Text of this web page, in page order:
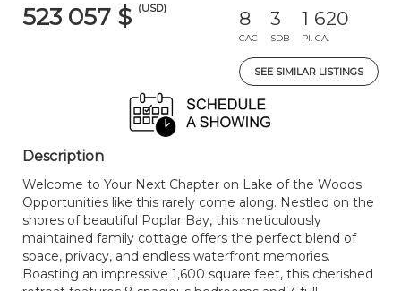
523 057 $ (USD) 8
CAC
3
SDB
1 620
PI. CA.
SEE SIMILAR LISTINGS
Description
Welcome to Your Next Chapter on Lake of the Woods
Opportunities like this rarely come along. Nestled on the
shores of beautiful Poplar Bay, this meticulously
maintained family cottage offers the perfect blend of
space, privacy, and endless waterfront memories.
Boasting an impressive 1,600 square feet, this cherished